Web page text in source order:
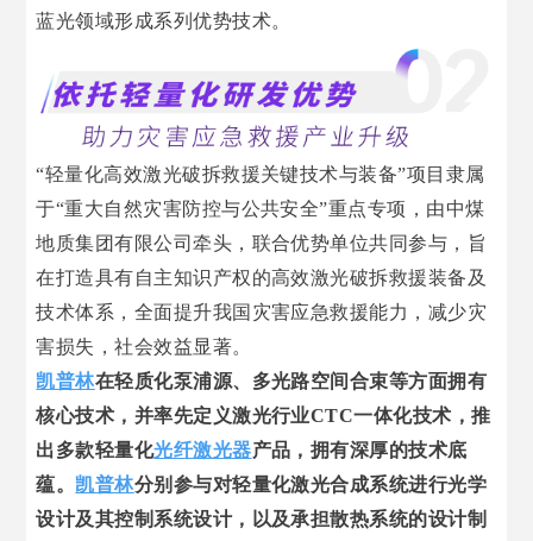
蓝光领域形成系列优势技术。
“轻量化高效激光破拆救援关键技术与装备”项目隶属
于“重大自然灾害防控与公共安全”重点专项，由中煤
地质集团有限公司牵头，联合优势单位共同参与，旨
在打造具有自主知识产权的高效激光破拆救援装备及
技术体系，全面提升我国灾害应急救援能力，减少灾
害损失，社会效益显著。
凯普林在轻质化泵浦源、多光路空间合束等方面拥有
核心技术，并率先定义激光行业CTC一体化技术，推
出多款轻量化光纤激光器产品，拥有深厚的技术底
蕴。 凯普林分别参与对轻量化激光合成系统进行光学
设计及其控制系统设计，以及承担散热系统的设计制